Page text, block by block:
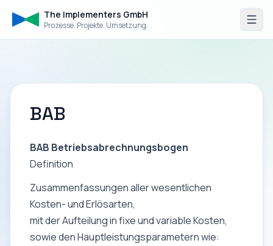
The Implementers GmbH
Prozesse. Projekte. Umsetzung.
BAB
BAB Betriebsabrechnungsbogen
Definition
Zusammenfassungen aller wesentlichen
Kosten- und Erlösarten,
mit der Aufteilung in fixe und variable Kosten,
sowie den Hauptleistungsparametern wie: